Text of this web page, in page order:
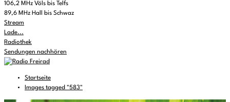
106,2 MHz Völs bis Telfs
89,6 MHz Hall bis Schwaz
Stream
Lade...
Radiothek
Sendungen nachhören
Startseite
Images tagged "583"